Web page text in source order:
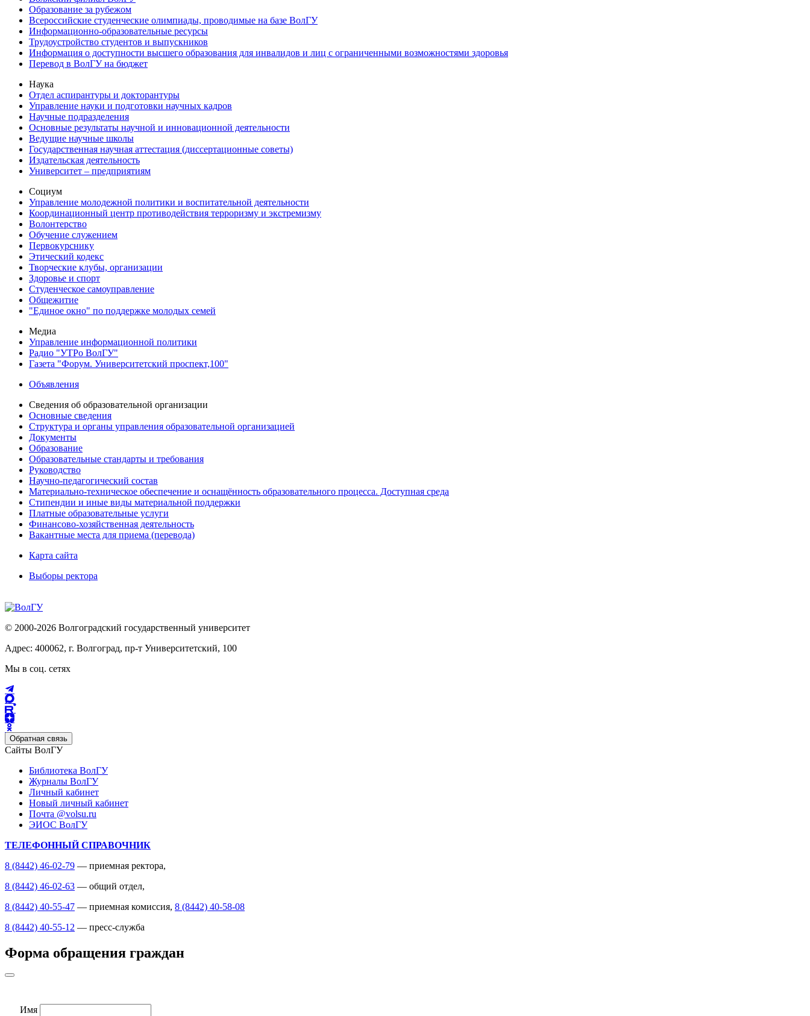
Образование за рубежом
Всероссийские студенческие олимпиады, проводимые на базе ВолГУ
Информационно-образовательные ресурсы
Трудоустройство студентов и выпускников
Информация о доступности высшего образования для инвалидов и лиц с ограниченными возможностями здоровья
Перевод в ВолГУ на бюджет
Наука
Отдел аспирантуры и докторантуры
Управление науки и подготовки научных кадров
Научные подразделения
Основные результаты научной и инновационной деятельности
Ведущие научные школы
Государственная научная аттестация (диссертационные советы)
Издательская деятельность
Университет – предприятиям
Социум
Управление молодежной политики и воспитательной деятельности
Координационный центр противодействия терроризму и экстремизму
Волонтерство
Обучение служением
Первокурснику
Этический кодекс
Творческие клубы, организации
Здоровье и спорт
Студенческое самоуправление
Общежитие
"Единое окно" по поддержке молодых семей
Медиа
Управление информационной политики
Радио "УТРо ВолГУ"
Газета "Форум. Университетский проспект,100"
Объявления
Сведения об образовательной организации
Основные сведения
Структура и органы управления образовательной организацией
Документы
Образование
Образовательные стандарты и требования
Руководство
Научно-педагогический состав
Материально-техническое обеспечение и оснащённость образовательного процесса. Доступная среда
Стипендии и иные виды материальной поддержки
Платные образовательные услуги
Финансово-хозяйственная деятельность
Вакантные места для приема (перевода)
Карта сайта
Выборы ректора
© 2000-2026 Волгоградский государственный университет
Адрес: 400062, г. Волгоград, пр-т Университетский, 100
Мы в соц. сетях
Обратная связь
Сайты ВолГУ
Библиотека ВолГУ
Журналы ВолГУ
Личный кабинет
Новый личный кабинет
Почта @volsu.ru
ЭИОС ВолГУ
ТЕЛЕФОННЫЙ СПРАВОЧНИК
8 (8442) 46-02-79 — приемная ректора,
8 (8442) 46-02-63 — общий отдел,
8 (8442) 40-55-47 — приемная комиссия, 8 (8442) 40-58-08
8 (8442) 40-55-12 — пресс-служба
Форма обращения граждан
Имя